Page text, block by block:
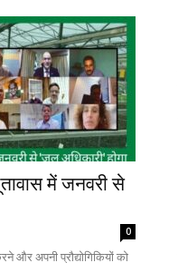
में जनवरी से
0
अपनी प्रौद्योगिकियों को